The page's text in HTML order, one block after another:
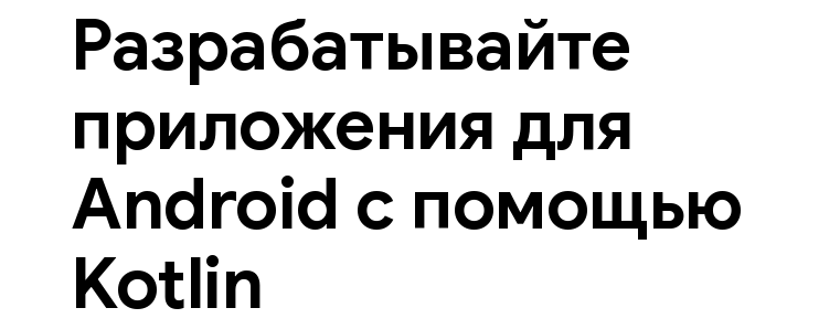
Разрабатывайте
приложения для
Android с помощью
Kotlin